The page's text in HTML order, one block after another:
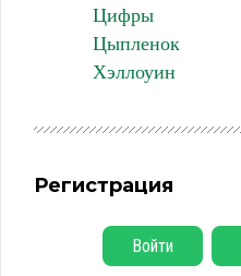
Цифры
Цыпленок
Хэллоуин
Регистрация
Войти